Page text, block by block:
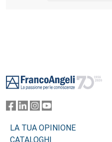
LA TUA OPINIONE
CATALOGHI